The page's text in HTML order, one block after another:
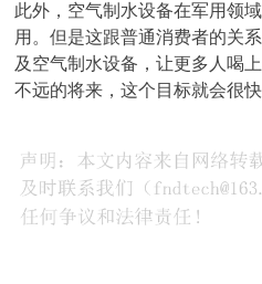
此外，空气制水设备在军用领
用。但是这跟普通消费者的关
及空气制水设备，让更多人喝
不远的将来，这个目标就会很快